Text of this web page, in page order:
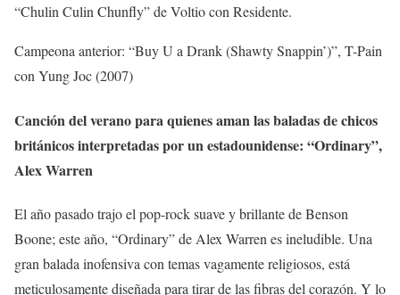
“Chulin Culin Chunfly” de Voltio con Residente.
Campeona anterior: “Buy U a Drank (Shawty Snappin’)”, T-Pain
con Yung Joc (2007)
Canción del verano para quienes aman las baladas de chicos
británicos interpretadas por un estadounidense: “Ordinary”,
Alex Warren
El año pasado trajo el pop-rock suave y brillante de Benson
Boone; este año, “Ordinary” de Alex Warren es ineludible. Una
gran balada inofensiva con temas vagamente religiosos, está
meticulosamente diseñada para tirar de las fibras del corazón. Y lo